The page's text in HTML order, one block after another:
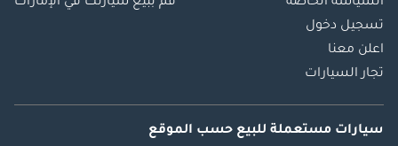
تسجيل دخول
اعلن معنا
تجار السيارات
سيارات مستعملة للبيع حسب الموقع